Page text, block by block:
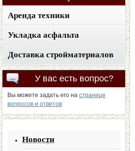
Аренда техники
Укладка асфальта
Доставка стройматериалов
Увас есть вопрос?
Вы можете задать его на странице
вопросов и ответов
Новости